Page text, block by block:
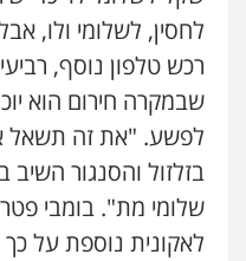
לחסין, לשלומי ולו,
רכש טלפון נוסף,
שבמקרה חירום הוא
לפשע. "את זה תשאל
בזלזול והסנגור
שלומי מת". בומבי
לאקונית נוספת על